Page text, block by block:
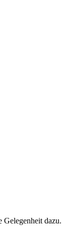
Gelegenheit dazu.